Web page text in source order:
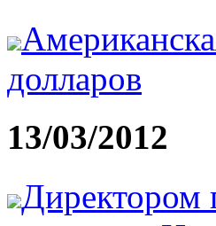
долларов
13/03/2012
Директором